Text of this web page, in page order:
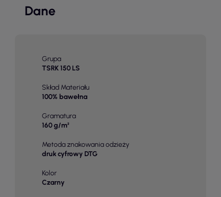
Dane
Grupa
TSRK 150 LS
Skład Materiału
100% bawełna
Gramatura
160 g/m²
Metoda znakowania odzieży
druk cyfrowy DTG
Kolor
Czarny